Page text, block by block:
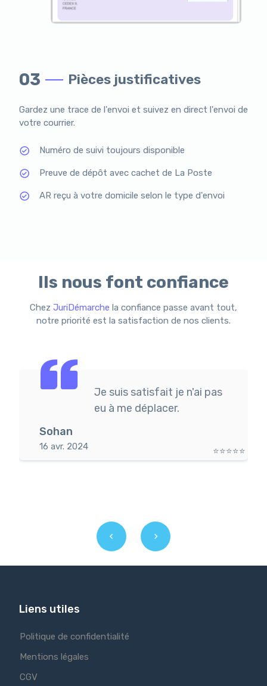
03 Pièces justificatives
Gardez une trace de l'envoi et suivez en direct l'envoi de
votre courrier.
Numéro de suivi toujours disponible
Preuve de dépôt avec cachet de La Poste
AR reçu à votre domicile selon le type d'envoi
Ils nous font confiance
Chez JuriDémarche la confiance passe avant tout,
notre priorité est la satisfaction de nos clients.
Je suis satisfait je n'ai pas
eu à me déplacer.
Sohan
16 avr. 2024 ⭐⭐⭐⭐⭐
Liens utiles
Politique de confidentialité
Mentions légales
CGV